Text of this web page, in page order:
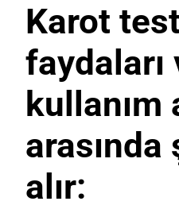
Karot
faydaları
kullanım
alır: